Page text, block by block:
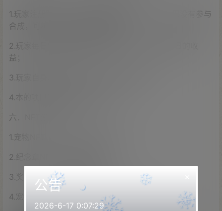
1.玩家注册账户，购买盲盒获得宠物NFT后，如果没有参与
合成，可将自身NFT质押进行通证；
2.玩家每日需要登陆游戏市场后，才可以领取每日的收
益；
3.玩家自身获得NFT越多，每日收益越大；
4.本的项目通证为总量的30%。
六．NFT设定
1.宠物NFT（三大类别，8个形象）
2.纪念章NFT（三种纪念章）
3.奖励NFT（用于推广使用）
4.宠物NFT（到时候游戏中可直接获得宠物）
公告
2026-6-17 0:07:29